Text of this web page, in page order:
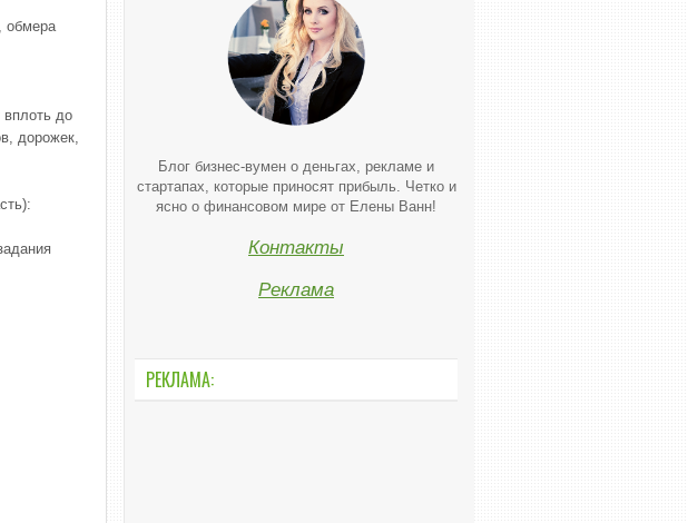
обмера
вплоть до
дорожек,
Блог бизнес-вумен о деньгах, рекламе и
стартапах, которые приносят прибыль. Четко и
ясно о финансовом мире от Елены Ванн!
Контакты
Реклама
РЕКЛАМА: